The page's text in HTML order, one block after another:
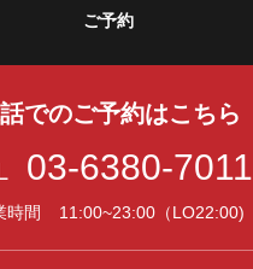
ご予約
でのご予約はこちら
03-6380-7011
時間 11:00~23:00（LO22:00)